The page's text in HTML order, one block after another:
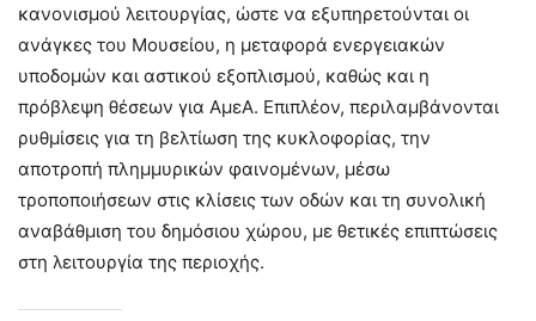
κανονισμού λειτουργίας, ώστε να εξυπηρετούνται οι
ανάγκες του Μουσείου, η μεταφορά ενεργειακών
υποδομών και αστικού εξοπλισμού, καθώς και η
πρόβλεψη θέσεων για ΑμεΑ. Επιπλέον, περιλαμβάνονται
ρυθμίσεις για τη βελτίωση της κυκλοφορίας, την
αποτροπή πλημμυρικών φαινομένων, μέσω
τροποποιήσεων στις κλίσεις των οδών και τη συνολική
αναβάθμιση του δημόσιου χώρου, με θετικές επιπτώσεις
στη λειτουργία της περιοχής.